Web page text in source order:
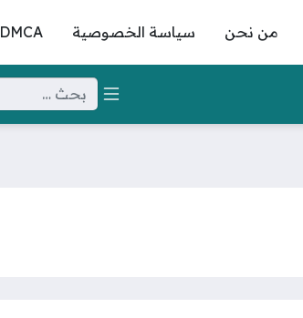
من نحن سياسة الخصوصية DMCA
البحث عن: